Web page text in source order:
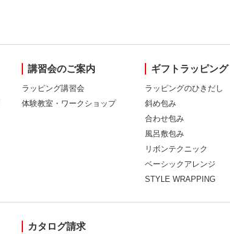
講習会のご案内
ラッピング講習会
体験教室・ワークショップ
ギフトラッピング
ラッピングのひきだし
斜め包み
合わせ包み
風呂敷包み
リボンテクニック
ベーシックアレンジ
STYLE WRAPPING
カタログ請求